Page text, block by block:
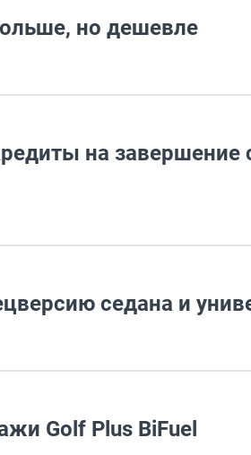
но дешевле
на завершение
седана и
Golf Plus BiFuel